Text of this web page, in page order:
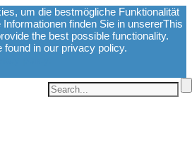
um die bestmögliche Funktionalität
finden Sie in unsererThis
the best possible functionality.
found in our privacy policy.